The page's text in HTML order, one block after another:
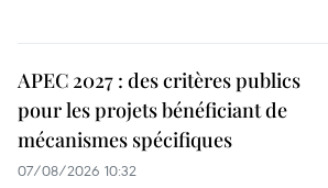
APEC 2027 : des critères publics
pour les projets bénéficiant de
mécanismes spécifiques
07/08/2026 10:32